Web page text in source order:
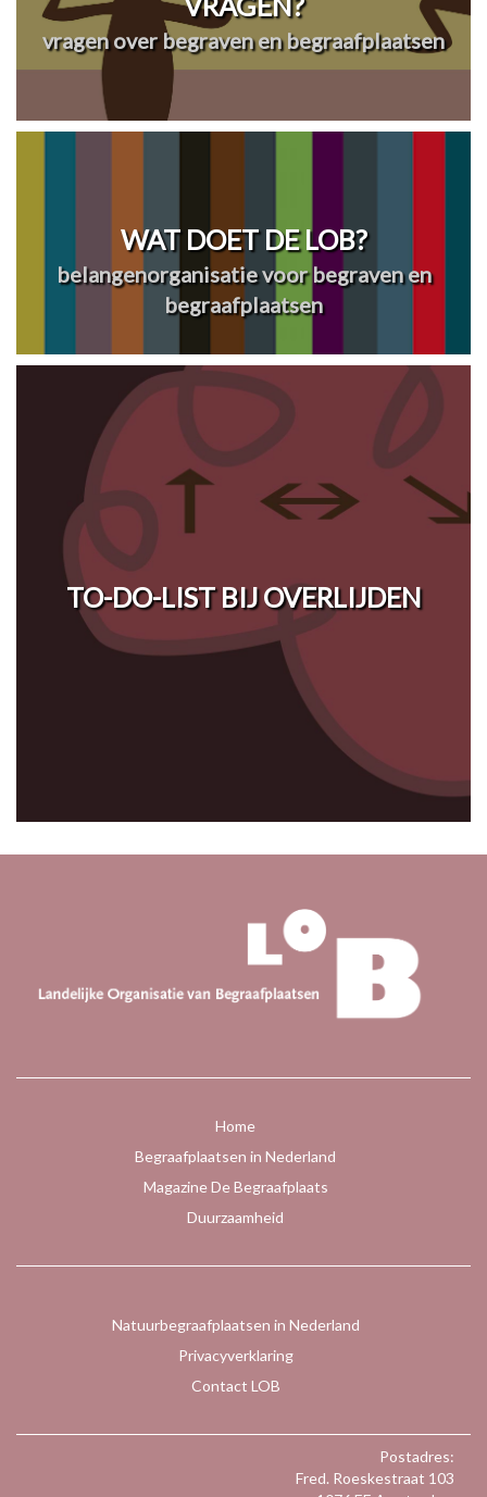
vragen over begraven en begraafplaatsen
WAT DOET DE LOB?
belangenorganisatie voor begraven en
begraafplaatsen
TO-DO-LIST BIJ OVERLIJDEN
Home
Begraafplaatsen in Nederland
Magazine De Begraafplaats
Duurzaamheid
Natuurbegraafplaatsen in Nederland
Privacyverklaring
Contact LOB
Postadres:
Fred. Roeskestraat 103